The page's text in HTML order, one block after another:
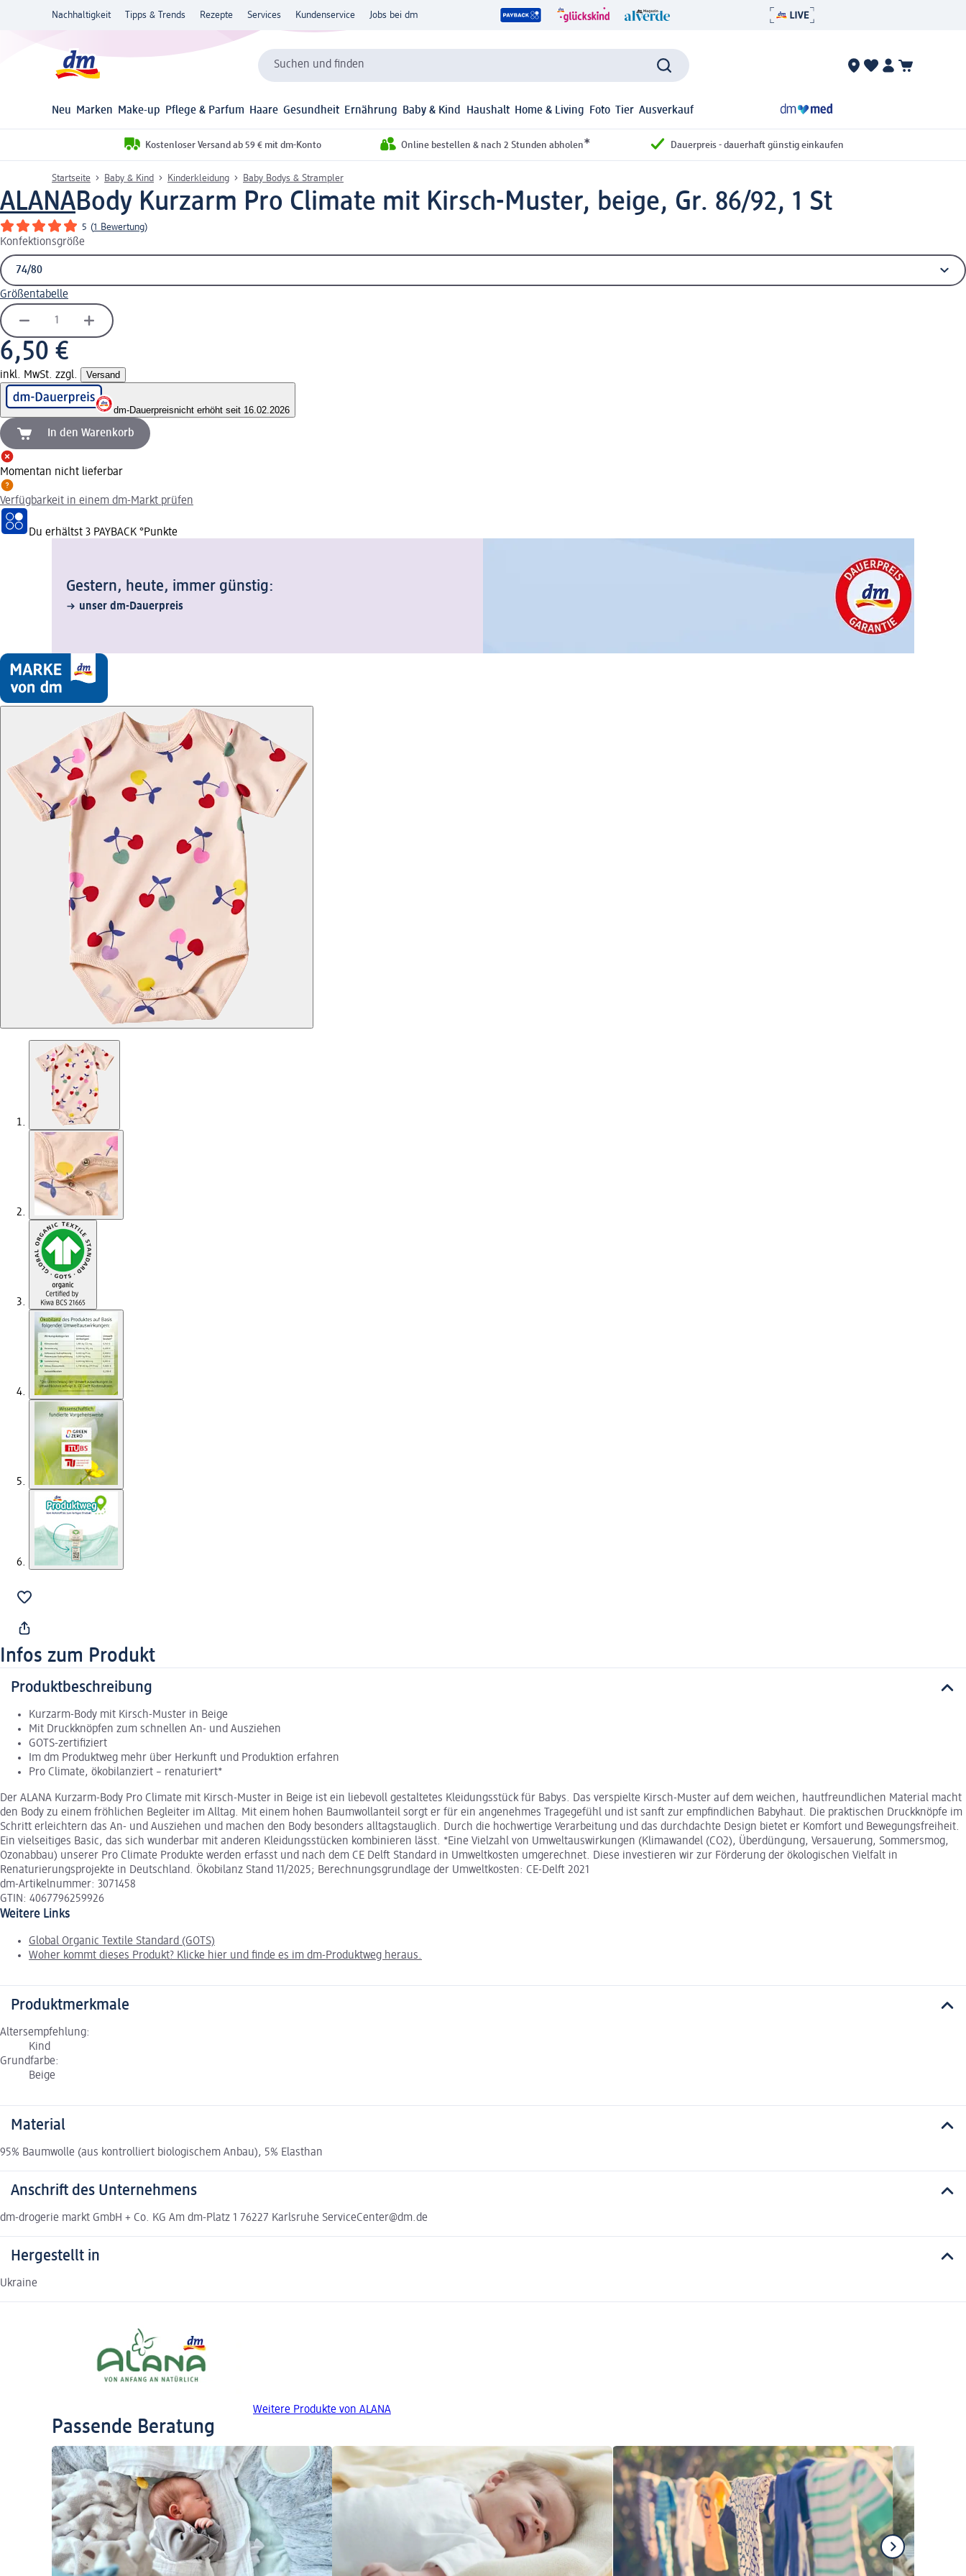
Nachhaltigkeit Tipps & Trends Rezepte Services Kundenservice Jobs bei dm
Suchen und finden
Neu Marken Make-up Pflege & Parfum Haare Gesundheit Ernährung Baby & Kind Haushalt Home & Living Foto Tier Ausverkauf
Kostenloser Versand ab 59 € mit dm-Konto Online bestellen & nach 2 Stunden abholen* Dauerpreis - dauerhaft günstig einkaufen
Startseite Baby & Kind Kinderkleidung Baby Bodys & Strampler
ALANABody Kurzarm Pro Climate mit Kirsch-Muster, beige, Gr. 86/92, 1 St
5 (1 Bewertung)
Konfektionsgröße
Größentabelle
6,50 €
inkl. MwSt. zzgl. Versand
dm-Dauerpreisnicht erhöht seit 16.02.2026
In den Warenkorb
Momentan nicht lieferbar
Verfügbarkeit in einem dm-Markt prüfen
Du erhältst 3 PAYBACK °Punkte
Gestern, heute, immer günstig:
unser dm-Dauerpreis
Infos zum Produkt
Produktbeschreibung
Kurzarm-Body mit Kirsch-Muster in Beige
Mit Druckknöpfen zum schnellen An- und Ausziehen
GOTS-zertifiziert
Im dm Produktweg mehr über Herkunft und Produktion erfahren
Pro Climate, ökobilanziert – renaturiert*
Der ALANA Kurzarm-Body Pro Climate mit Kirsch-Muster in Beige ist ein liebevoll gestaltetes Kleidungsstück für Babys. Das verspielte Kirsch-Muster auf dem weichen, hautfreundlichen Material macht
den Body zu einem fröhlichen Begleiter im Alltag. Mit einem hohen Baumwollanteil sorgt er für ein angenehmes Tragegefühl und ist sanft zur empfindlichen Babyhaut. Die praktischen Druckknöpfe im
Schritt erleichtern das An- und Ausziehen und machen den Body besonders alltagstauglich. Durch die hochwertige Verarbeitung und das durchdachte Design bietet er Komfort und Bewegungsfreiheit.
Ein vielseitiges Basic, das sich wunderbar mit anderen Kleidungsstücken kombinieren lässt. *Eine Vielzahl von Umweltauswirkungen (Klimawandel (CO2), Überdüngung, Versauerung, Sommersmog,
Ozonabbau) unserer Pro Climate Produkte werden erfasst und nach dem CE Delft Standard in Umweltkosten umgerechnet. Diese investieren wir zur Förderung der ökologischen Vielfalt in
Renaturierungsprojekte in Deutschland. Ökobilanz Stand 11/2025; Berechnungsgrundlage der Umweltkosten: CE-Delft 2021
dm-Artikelnummer: 3071458
GTIN: 4067796259926
Weitere Links
Global Organic Textile Standard (GOTS)
Woher kommt dieses Produkt? Klicke hier und finde es im dm-Produktweg heraus.
Produktmerkmale
Altersempfehlung:
Kind
Grundfarbe:
Beige
Material
95% Baumwolle (aus kontrolliert biologischem Anbau), 5% Elasthan
Anschrift des Unternehmens
dm-drogerie markt GmbH + Co. KG Am dm-Platz 1 76227 Karlsruhe ServiceCenter@dm.de
Hergestellt in
Ukraine
Weitere Produkte von ALANA
Passende Beratung